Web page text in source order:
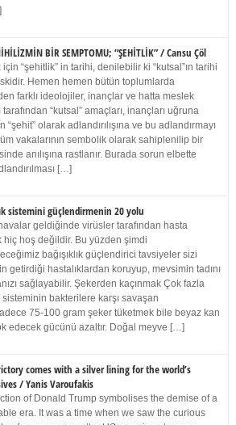
BİR SEMPTOMU; “ŞEHİTLİK” / Cansu Çöl
için “şehitlik” in tarihi, denilebilir ki “kutsal”ın tarihi
Hemen hemen bütün toplumlarda
farklı ideolojiler, inançlar ve hatta meslek
tarafından “kutsal” amaçları, inançları uğruna
“şehit” olarak adlandırılışına ve bu adlandırmayı
vakalarının sembolik olarak sahiplenilip bir
anılışına rastlanır. Burada sorun elbette
[…]
sistemini güçlendirmenin 20 yolu
geldiğinde virüsler tarafından hasta
hiç hoş değildir. Bu yüzden şimdi
bağışıklık güçlendirici tavsiyeler sizi
getirdiği hastalıklardan koruyup, mevsimin tadını
sağlayabilir. Şekerden kaçınmak Çok fazla
sisteminin bakterilere karşı savaşan
75-100 gram şeker tüketmek bile beyaz kan
edecek gücünü azaltır. Doğal meyve […]
comes with a silver lining for the world’s
/ Yanis Varoufakis
of Donald Trump symbolises the demise of a
era. It was a time when we saw the curious